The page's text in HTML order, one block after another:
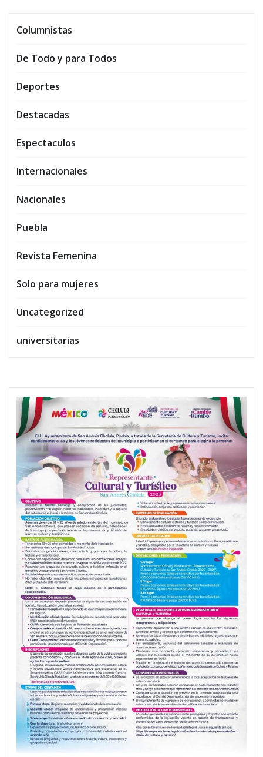
Columnistas
De Todo y para Todos
Deportes
Destacadas
Espectaculos
Internacionales
Nacionales
Puebla
Revista Femenina
Solo para mujeres
Uncategorized
universitarias